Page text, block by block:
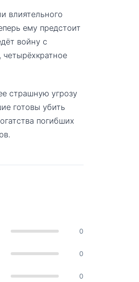
влиятельного
ему предстоит
войну с
страшную угрозу
готовы убить
погибших
0
0
0